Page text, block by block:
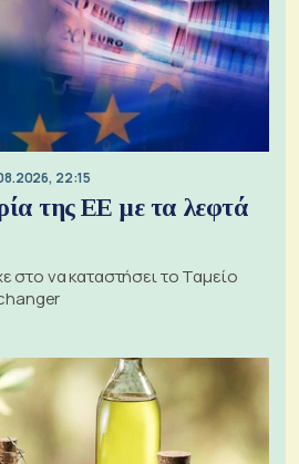
22:15
της ΕΕ με τα λεφτά
στο να καταστήσει το Ταμείο